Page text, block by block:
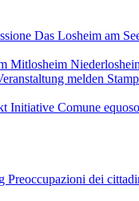
Das Losheim am
Mitlosheim
melden
Initiative Comune
Preoccupazioni dei